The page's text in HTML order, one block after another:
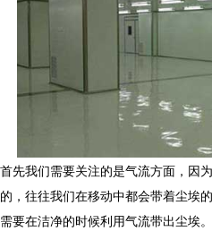
首先我们需要关注的是气流方面，因
的，往往我们在移动中都会带着尘埃
需要在洁净的时候利用气流带出尘埃